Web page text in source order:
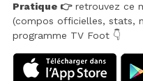
Pratique 👉retrouvez ce
(compos officielles, stats,
programme TV Foot 👇